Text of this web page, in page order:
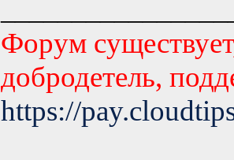
Форум
добродетель,
https://